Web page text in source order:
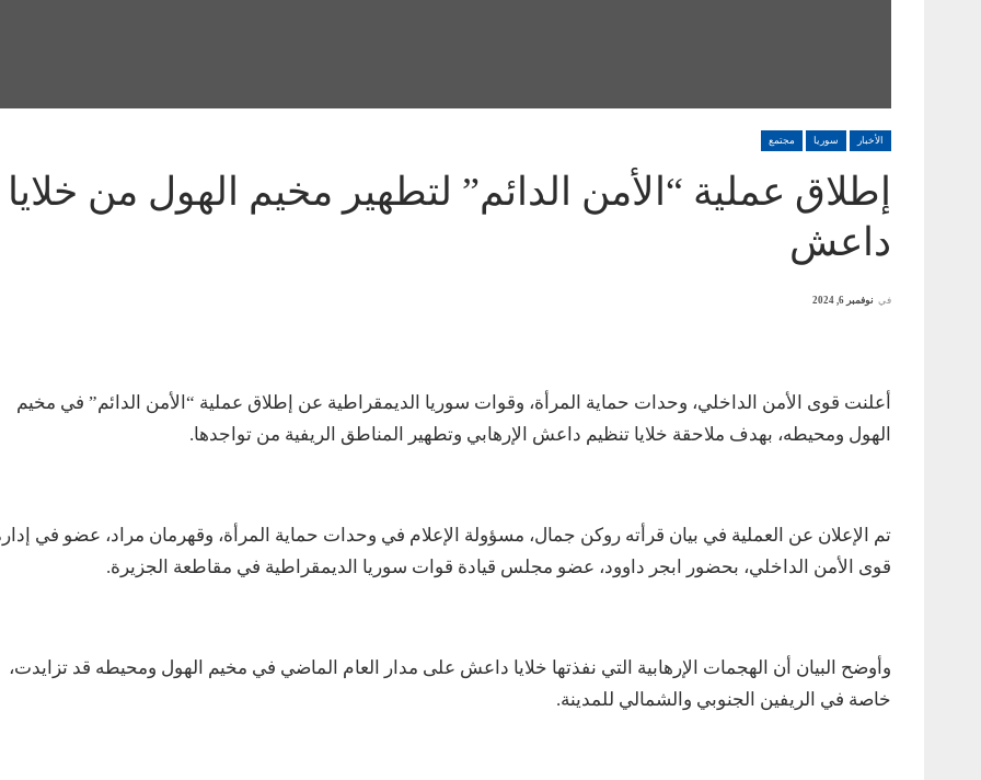
الأخبار سوريا مجتمع
إطلاق عملية “الأمن الدائم” لتطهير مخيم الهول من خلايا
داعش
في نوفمبر 6, 2024
أعلنت قوى الأمن الداخلي، وحدات حماية المرأة، وقوات سوريا الديمقراطية عن إطلاق عملية “الأمن الدائم” في مخيم
الهول ومحيطه، بهدف ملاحقة خلايا تنظيم داعش الإرهابي وتطهير المناطق الريفية من تواجدها.
تم الإعلان عن العملية في بيان قرأته روكن جمال، مسؤولة الإعلام في وحدات حماية المرأة، وقهرمان مراد، عضو في
قوى الأمن الداخلي، بحضور ابجر داوود، عضو مجلس قيادة قوات سوريا الديمقراطية في مقاطعة الجزيرة.
وأوضح البيان أن الهجمات الإرهابية التي نفذتها خلايا داعش على مدار العام الماضي في مخيم الهول ومحيطه قد تزايدت،
خاصة في الريفين الجنوبي والشمالي للمدينة.